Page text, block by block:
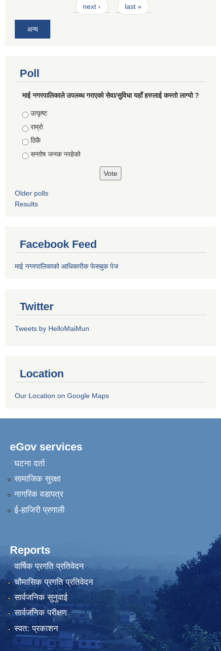
next › last »
अन्य
Poll
माई नगरपालिकाले उपलब्ध गराएको सेवा/सुविधा यहाँ हरुलाई कस्तो लाग्यो ?
Choices
उत्कृष्ट
राम्रो
ठिकै
सन्तोष जनक नरहेको
Older polls
Results
Facebook Feed
माई नगरपालिकाको आधिकारीक फेसबुक पेज
Twitter
Tweets by HelloMaiMun
Location
Our Location on Google Maps
eGov services
घटना दर्ता
सामाजिक सुरक्षा
नागरिक वडापत्र
ई-हाजिरी प्रणाली
Reports
वार्षिक प्रगति प्रतिवेदन
चौमासिक प्रगति प्रतिवेदन
सार्वजनिक सुनुवाई
सार्वजनिक परीक्षण
स्वत: प्रकाशन